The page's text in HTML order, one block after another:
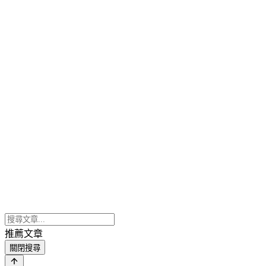
推薦文章
關閉搜尋